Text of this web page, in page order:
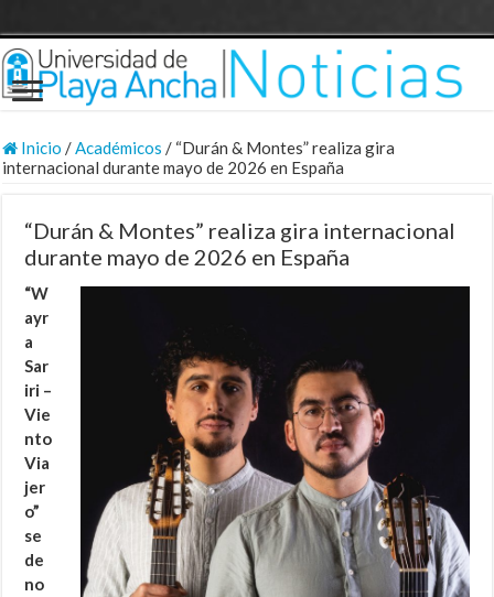
Inicio /Académicos / “Durán & Montes” realiza gira
internacional durante mayo de 2026 en España
“Durán & Montes” realiza gira internacional
durante mayo de 2026 en España
“W
ayr
a
Sar
iri –
Vie
nto
Via
jer
o”
se
de
no